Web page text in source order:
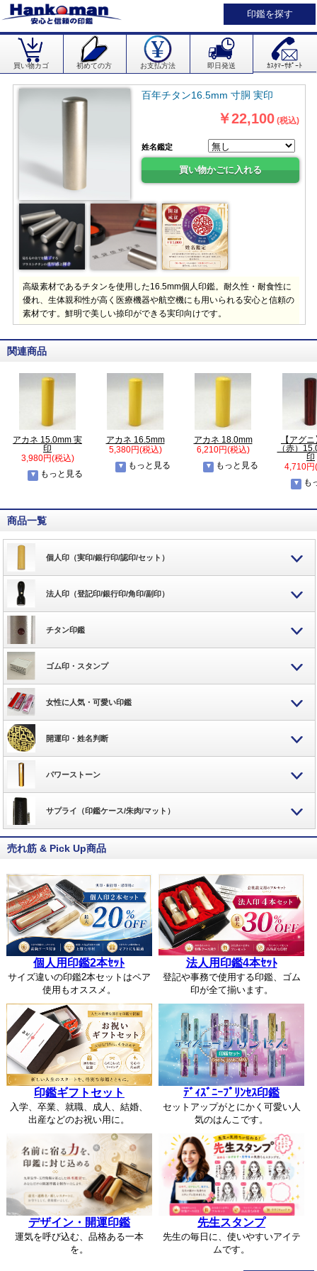
印鑑を探す
買い物カゴ 初めての方 お支払方法 即日発送 ｶｽﾀﾏｰｻﾎﾟｰﾄ
百年チタン16.5mm 寸胴 実印
￥22,100 (税込)
姓名鑑定
高級素材であるチタンを使用した16.5mm個人印鑑。耐久性・耐食性に
優れ、生体親和性が高く医療機器や航空機にも用いられる安心と信頼の
素材です。鮮明で美しい捺印ができる実印向けです。
関連商品
アカネ 15.0mm 実
印
3,980円(税込)
もっと見る
アカネ 16.5mm
5,380円(税込)
もっと見る
アカネ 18.0mm
6,210円(税込)
もっと見る
【アグ
（赤）
印
4,710円
も
商品一覧
個人印（実印/銀行印/認印/セット）
法人印（登記印/銀行印/角印/副印）
チタン印鑑
ゴム印・スタンプ
女性に人気・可愛い印鑑
開運印・姓名判断
パワーストーン
サプライ（印鑑ケース/朱肉/マット）
売れ筋 & Pick Up商品
個人用印鑑2本ｾｯﾄ
サイズ違いの印鑑2本セットはペア
使用もオススメ。
法人用印鑑4本ｾｯﾄ
登記や事務で使用する印鑑、ゴム
印が全て揃います。
印鑑ギフトセット
入学、卒業、就職、成人、結婚、
出産などのお祝い用に。
ﾃﾞｨｽﾞﾆｰﾌﾟﾘﾝｾｽ印鑑
セットアップがとにかく可愛い人
気のはんこです。
デザイン・開運印鑑
運気を呼び込む、品格ある一本
を。
先生スタンプ
先生の毎日に、使いやすいアイテ
ムです。